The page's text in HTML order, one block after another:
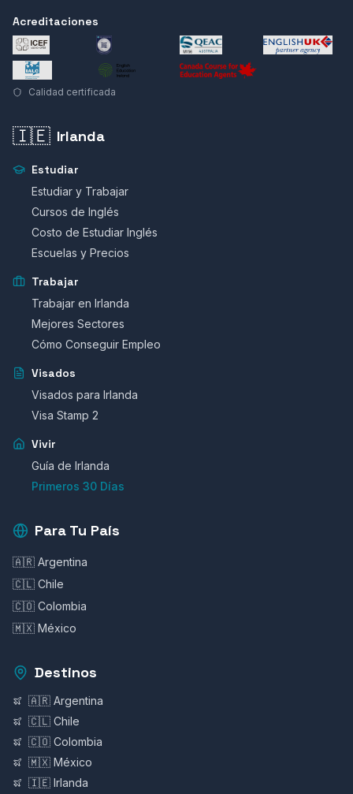
Acreditaciones
Calidad certificada
🇮🇪 Irlanda
Estudiar
Estudiar y Trabajar
Cursos de Inglés
Costo de Estudiar Inglés
Escuelas y Precios
Trabajar
Trabajar en Irlanda
Mejores Sectores
Cómo Conseguir Empleo
Visados
Visados para Irlanda
Visa Stamp 2
Vivir
Guía de Irlanda
Primeros 30 Días
Para Tu País
🇦🇷 Argentina
🇨🇱 Chile
🇨🇴 Colombia
🇲🇽 México
Destinos
🇦🇷 Argentina
🇨🇱 Chile
🇨🇴 Colombia
🇲🇽 México
🇮🇪 Irlanda